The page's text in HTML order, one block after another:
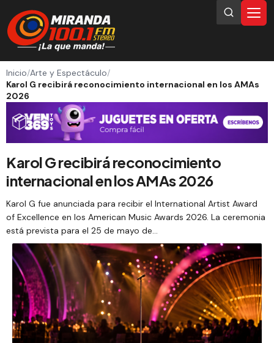
Inicio/Arte y Espectáculo/
Karol G recibirá reconocimiento internacional en los AMAs
2026
Karol G recibirá reconocimiento
internacional en los AMAs 2026
Karol G fue anunciada para recibir el International Artist Award
of Excellence en los American Music Awards 2026. La ceremonia
está prevista para el 25 de mayo de…